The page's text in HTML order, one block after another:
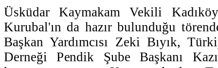
Üsküdar Kaymakam Vekili
Kurubal'ın da hazır bulunduğu
Başkan Yardımcısı Zeki Bıyık,
Derneği Pendik Şube Başkanı